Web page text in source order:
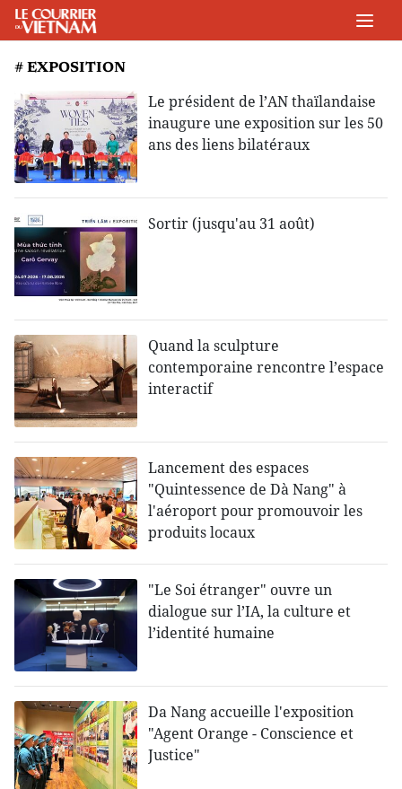
# EXPOSITION
Le président de l’AN thaïlandaise
inaugure une exposition sur les 50
ans des liens bilatéraux
Sortir (jusqu'au 31 août)
Quand la sculpture
contemporaine rencontre l’espace
interactif
Lancement des espaces
"Quintessence de Dà Nang" à
l'aéroport pour promouvoir les
produits locaux
"Le Soi étranger" ouvre un
dialogue sur l’IA, la culture et
l’identité humaine
Da Nang accueille l'exposition
"Agent Orange - Conscience et
Justice"